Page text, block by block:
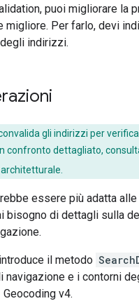
puoi migliorare
migliore. Per farlo, devi
indirizzi.
gli indirizzi per
confronto dettagliato,
essere più adatta
bisogno di dettagli sulla
il metodo
navigazione e i contorni
v4.